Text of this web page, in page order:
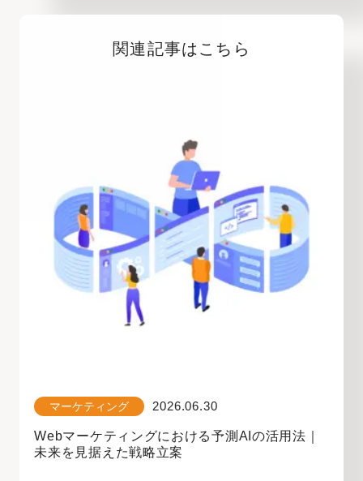
関連記事はこちら
マーケティング 2026.06.30
Webマーケティングにおける予測AIの活用法｜
未来を見据えた戦略立案